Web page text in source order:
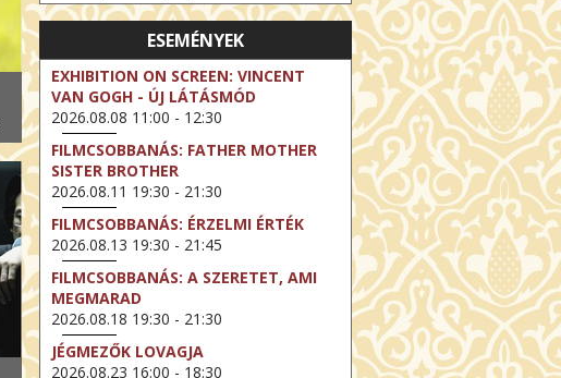
ESEMÉNYEK
EXHIBITION ON SCREEN: VINCENT
VAN GOGH - ÚJ LÁTÁSMÓD
2026.08.08 11:00 - 12:30
FILMCSOBBANÁS: FATHER MOTHER
SISTER BROTHER
2026.08.11 19:30 - 21:30
FILMCSOBBANÁS: ÉRZELMI ÉRTÉK
2026.08.13 19:30 - 21:45
FILMCSOBBANÁS: A SZERETET, AMI
MEGMARAD
2026.08.18 19:30 - 21:30
JÉGMEZŐK LOVAGJA
2026.08.23 16:00 - 18:30